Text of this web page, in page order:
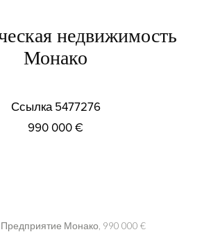
недвижимость
Монако
Ссылка5477276
990 000 €
Монако, 990 000 €